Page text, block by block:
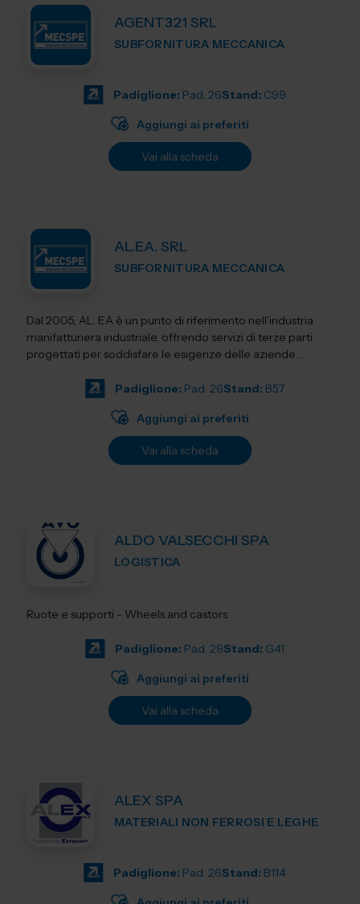
AGENT321 SRL
SUBFORNITURA MECCANICA
Padiglione: Pad. 26Stand: C99
Aggiungi ai preferiti
Vai alla scheda
AL.EA. SRL
SUBFORNITURA MECCANICA
Dal 2005, AL. EA è un punto di riferimento nell'industria
manifatturiera industriale, offrendo servizi di terze parti
progettati per soddisfare le esigenze delle aziende
Padiglione: Pad. 26Stand: B57
Aggiungi ai preferiti
Vai alla scheda
ALDO VALSECCHI SPA
LOGISTICA
Ruote e supporti - Wheels and castors
Padiglione: Pad. 29Stand: G41
Aggiungi ai preferiti
Vai alla scheda
ALEX SPA
MATERIALI NON FERROSI E LEGHE
Padiglione: Pad. 26Stand: B114